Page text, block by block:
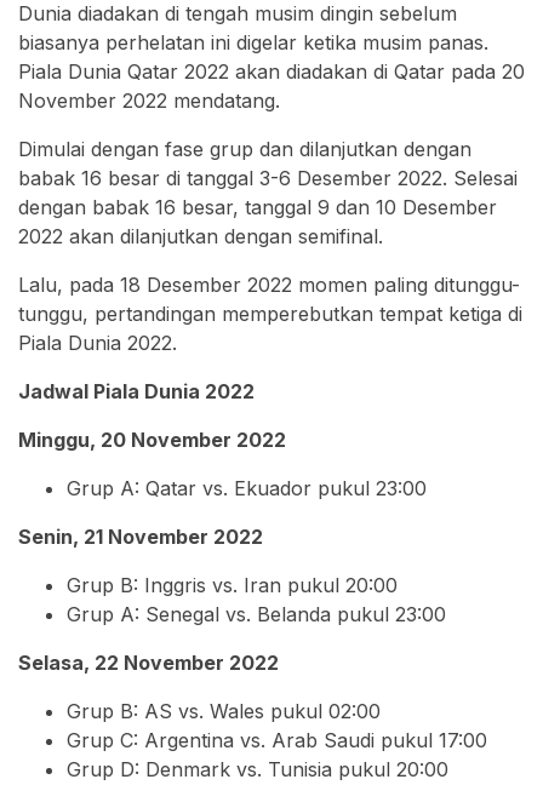
Dunia diadakan di tengah musim dingin sebelum
biasanya perhelatan ini digelar ketika musim panas.
Piala Dunia Qatar 2022 akan diadakan di Qatar pada 20
November 2022 mendatang.
Dimulai dengan fase grup dan dilanjutkan dengan
babak 16 besar di tanggal 3-6 Desember 2022. Selesai
dengan babak 16 besar, tanggal 9 dan 10 Desember
2022 akan dilanjutkan dengan semifinal.
Lalu, pada 18 Desember 2022 momen paling ditunggu-
tunggu, pertandingan memperebutkan tempat ketiga di
Piala Dunia 2022.
Jadwal Piala Dunia 2022
Minggu, 20 November 2022
Grup A: Qatar vs. Ekuador pukul 23:00
Senin, 21 November 2022
Grup B: Inggris vs. Iran pukul 20:00
Grup A: Senegal vs. Belanda pukul 23:00
Selasa, 22 November 2022
Grup B: AS vs. Wales pukul 02:00
Grup C: Argentina vs. Arab Saudi pukul 17:00
Grup D: Denmark vs. Tunisia pukul 20:00